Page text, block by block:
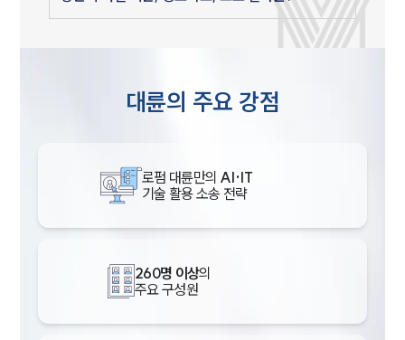
대륜의 주요 강점
로펌 대륜만의 AI·IT
기술 활용 소송 전략
260명 이상의
주요 구성원